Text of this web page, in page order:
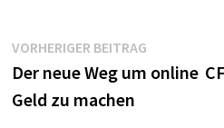
Beitragsnavigation
VORHERIGER BEITRAGVorheriger
Beitrag:
Der neue Weg um online
Geld zu machen